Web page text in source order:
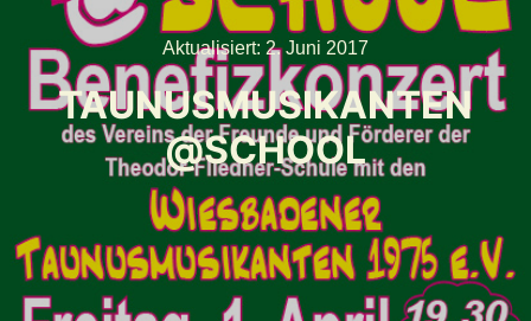
Aktualisiert: 2. Juni 2017
TAUNUSMUSIKANTEN
@SCHOOL